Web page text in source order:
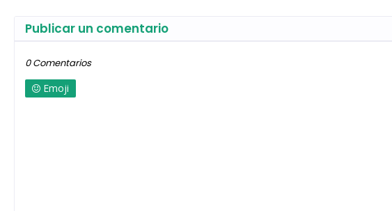
Publicar un comentario
0 Comentarios
Emoji